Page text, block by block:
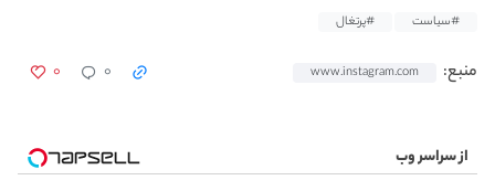
#سیاست
#پرتغال
منبع: www.instagram.com ۰ ۰
از سراسر وب